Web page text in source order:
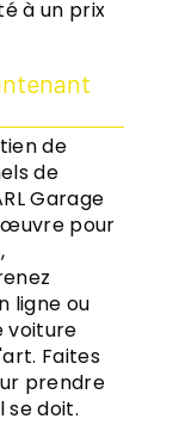
à un prix
de
de
Garage
pour
ligne ou
voiture
Faites
prendre
se doit.